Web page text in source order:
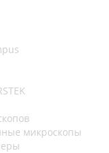
микроскопы